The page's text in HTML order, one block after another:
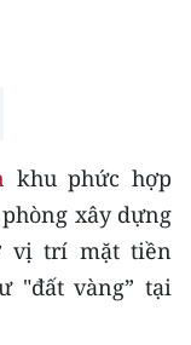
khu phức hợp
xây dựng
vị trí mặt tiền
"đất vàng” tại